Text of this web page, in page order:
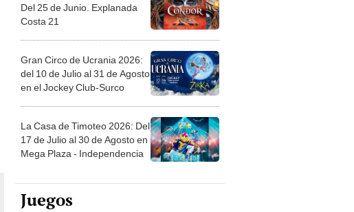
Del 25 de Junio. Explanada
Costa 21
Gran Circo de Ucrania 2026:
del 10 de Julio al 31 de Agosto
en el Jockey Club-Surco
La Casa de Timoteo 2026: Del
17 de Julio al 30 de Agosto en
Mega Plaza - Independencia
Juegos